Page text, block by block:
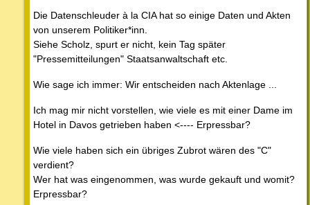
Die Datenschleuder à la CIA hat so einige Daten und Akten
von unserem Politiker*inn.
Siehe Scholz, spurt er nicht, kein Tag später
"Pressemitteilungen" Staatsanwaltschaft etc.
Wie sage ich immer: Wir entscheiden nach Aktenlage ...
Ich mag mir nicht vorstellen, wie viele es mit einer Dame im
Hotel in Davos getrieben haben <---- Erpressbar?
Wie viele haben sich ein übriges Zubrot wären des "C"
verdient?
Wer hat was eingenommen, was wurde gekauft und womit?
Erpressbar?